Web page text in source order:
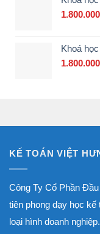
1.800.000
Khoá
1.800.000
KẾ TOÁN VIỆT
Công Ty Cổ Phần
tiên phong dạy học
loại hình doanh nghiệp.